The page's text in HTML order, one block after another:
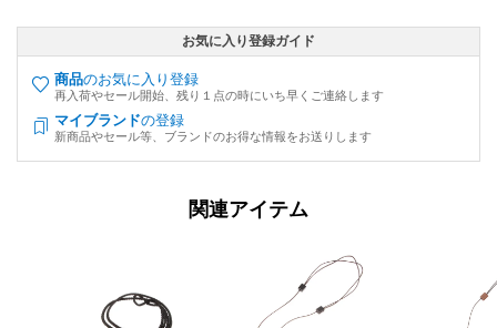
お気に入り登録ガイド
商品のお気に入り登録
再入荷やセール開始、残り１点の時にいち早くご連絡します
マイブランドの登録
新商品やセール等、ブランドのお得な情報をお送りします
関連アイテム